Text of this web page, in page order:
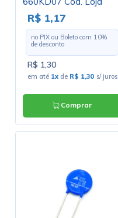
3238
R$ 1,17
no PIX ou Boleto com 10%
de desconto
R$ 1,30
em até 1x de R$ 1,30 s/ juros
Comprar